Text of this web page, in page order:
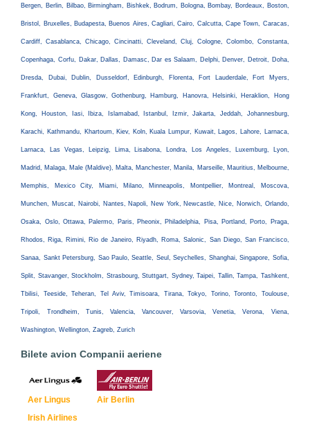
Bergen, Berlin, Bilbao, Birmingham, Bishkek, Bodrum, Bologna, Bombay, Bordeaux, Boston,
Bristol, Bruxelles, Budapesta, Buenos Aires, Cagliari, Cairo, Calcutta, Cape Town, Caracas,
Cardiff, Casablanca, Chicago, Cincinatti, Cleveland, Cluj, Cologne, Colombo, Constanta,
Copenhaga, Corfu, Dakar, Dallas, Damasc, Dar es Salaam, Delphi, Denver, Detroit, Doha,
Dresda, Dubai, Dublin, Dusseldorf, Edinburgh, Florenta, Fort Lauderdale, Fort Myers,
Frankfurt, Geneva, Glasgow, Gothenburg, Hamburg, Hanovra, Helsinki, Heraklion, Hong
Kong, Houston, Iasi, Ibiza, Islamabad, Istanbul, Izmir, Jakarta, Jeddah, Johannesburg,
Karachi, Kathmandu, Khartoum, Kiev, Koln, Kuala Lumpur, Kuwait, Lagos, Lahore, Larnaca,
Larnaca, Las Vegas, Leipzig, Lima, Lisabona, Londra, Los Angeles, Luxemburg, Lyon,
Madrid, Malaga, Male (Maldive), Malta, Manchester, Manila, Marseille, Mauritius, Melbourne,
Memphis, Mexico City, Miami, Milano, Minneapolis, Montpellier, Montreal, Moscova,
Munchen, Muscat, Nairobi, Nantes, Napoli, New York, Newcastle, Nice, Norwich, Orlando,
Osaka, Oslo, Ottawa, Palermo, Paris, Pheonix, Philadelphia, Pisa, Portland, Porto, Praga,
Rhodos, Riga, Rimini, Rio de Janeiro, Riyadh, Roma, Salonic, San Diego, San Francisco,
Sanaa, Sankt Petersburg, Sao Paulo, Seattle, Seul, Seychelles, Shanghai, Singapore, Sofia,
Split, Stavanger, Stockholm, Strasbourg, Stuttgart, Sydney, Taipei, Tallin, Tampa, Tashkent,
Tbilisi, Teeside, Teheran, Tel Aviv, Timisoara, Tirana, Tokyo, Torino, Toronto, Toulouse,
Tripoli, Trondheim, Tunis, Valencia, Vancouver, Varsovia, Venetia, Verona, Viena,
Washington, Wellington, Zagreb, Zurich
Bilete avion Companii aeriene
Aer Lingus
Irish Airlines
Air Berlin